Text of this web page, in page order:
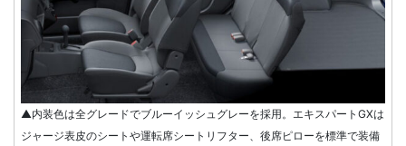
▲内装色は全グレードでブルーイッシュグレーを採用。エキスパートGXは
ジャージ表皮のシートや運転席シートリフター、後席ピローを標準で装備